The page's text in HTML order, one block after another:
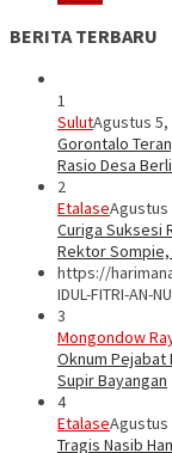
BERITA TERBARU
1
SulutAgustus 5,
Gorontalo
Rasio Desa
2
EtalaseAgustus
Curiga Suksesi
Rektor
https://
IDUL-FITRI-AN-
3
Mongondow
Oknum Pejabat
Supir Bayangan
4
EtalaseAgustus
Tragis Nasib